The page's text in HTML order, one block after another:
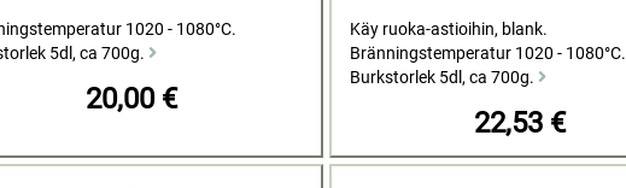
1020 - 1080°C.
5dl, ca 700g.
20,00 €
Käy ruoka-astioihin, blank.
Bränningstemperatur 1020 - 1080°C.
Burkstorlek 5dl, ca 700g.
22,53 €